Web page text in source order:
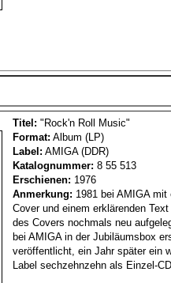
Titel: "Rock'n Roll Music"
Format: Album (LP)
Label: AMIGA (DDR)
Katalognummer: 8 55 513
Erschienen: 1976
Anmerkung: 1981 bei AMIGA mit
Cover und einem erklärenden
des Covers nochmals neu
bei AMIGA in der Jubiläumsbox
veröffentlicht, ein Jahr später ein
Label sechzehnzehn als Einzel-